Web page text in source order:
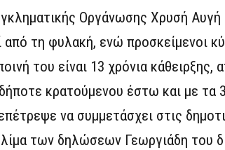
Οργάνωσης Χρυσή Αυγή
τη φυλακή, ενώ προσκείμενοι
του είναι 13 χρόνια κάθειρξης,
κρατούμενου έστω και με τα
να συμμετάσχει στις
των δηλώσεων Γεωργιάδη του